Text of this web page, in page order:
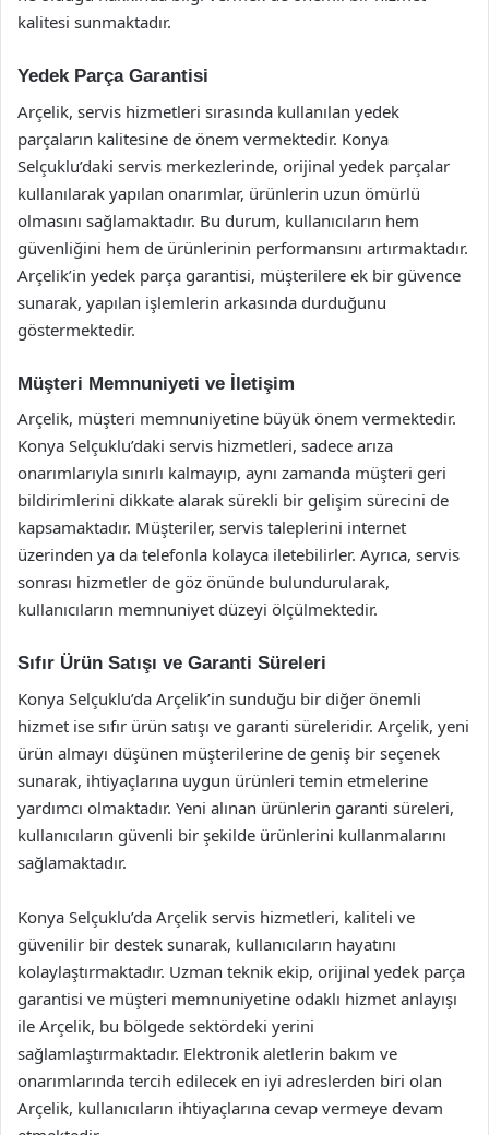
kalitesi sunmaktadır.
Yedek Parça Garantisi
Arçelik, servis hizmetleri sırasında kullanılan yedek
parçaların kalitesine de önem vermektedir. Konya
Selçuklu’daki servis merkezlerinde, orijinal yedek parçalar
kullanılarak yapılan onarımlar, ürünlerin uzun ömürlü
olmasını sağlamaktadır. Bu durum, kullanıcıların hem
güvenliğini hem de ürünlerinin performansını artırmaktadır.
Arçelik’in yedek parça garantisi, müşterilere ek bir güvence
sunarak, yapılan işlemlerin arkasında durduğunu
göstermektedir.
Müşteri Memnuniyeti ve İletişim
Arçelik, müşteri memnuniyetine büyük önem vermektedir.
Konya Selçuklu’daki servis hizmetleri, sadece arıza
onarımlarıyla sınırlı kalmayıp, aynı zamanda müşteri geri
bildirimlerini dikkate alarak sürekli bir gelişim sürecini de
kapsamaktadır. Müşteriler, servis taleplerini internet
üzerinden ya da telefonla kolayca iletebilirler. Ayrıca, servis
sonrası hizmetler de göz önünde bulundurularak,
kullanıcıların memnuniyet düzeyi ölçülmektedir.
Sıfır Ürün Satışı ve Garanti Süreleri
Konya Selçuklu’da Arçelik’in sunduğu bir diğer önemli
hizmet ise sıfır ürün satışı ve garanti süreleridir. Arçelik, yeni
ürün almayı düşünen müşterilerine de geniş bir seçenek
sunarak, ihtiyaçlarına uygun ürünleri temin etmelerine
yardımcı olmaktadır. Yeni alınan ürünlerin garanti süreleri,
kullanıcıların güvenli bir şekilde ürünlerini kullanmalarını
sağlamaktadır.
Konya Selçuklu’da Arçelik servis hizmetleri, kaliteli ve
güvenilir bir destek sunarak, kullanıcıların hayatını
kolaylaştırmaktadır. Uzman teknik ekip, orijinal yedek parça
garantisi ve müşteri memnuniyetine odaklı hizmet anlayışı
ile Arçelik, bu bölgede sektördeki yerini
sağlamlaştırmaktadır. Elektronik aletlerin bakım ve
onarımlarında tercih edilecek en iyi adreslerden biri olan
Arçelik, kullanıcıların ihtiyaçlarına cevap vermeye devam